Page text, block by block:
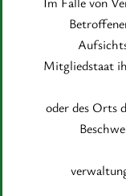
Mitgliedstaat
oder des Orts